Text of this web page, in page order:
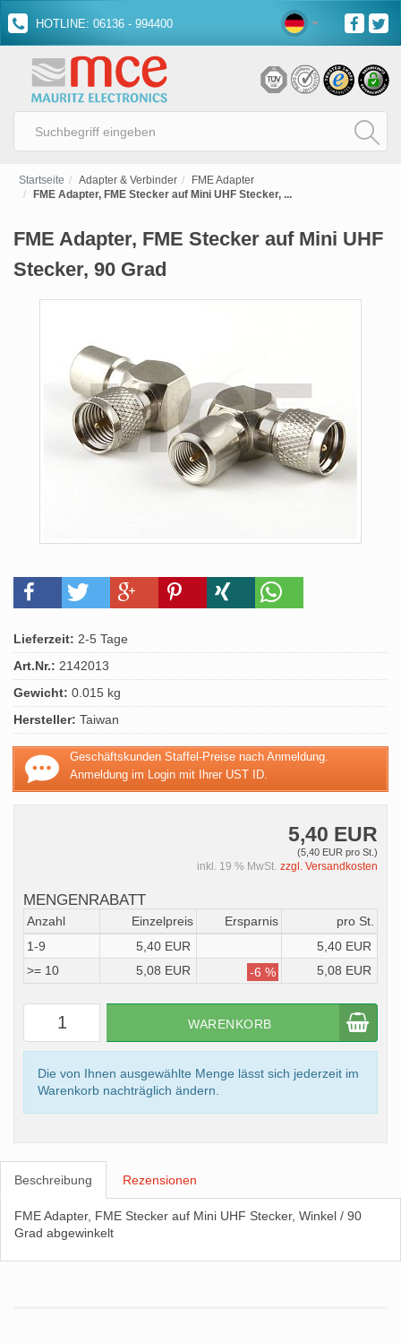
HOTLINE: 06136 - 994400
Startseite Adapter & Verbinder
FME Adapter
FME Adapter, FME Stecker auf Mini UHF Stecker, ...
FME Adapter, FME Stecker auf Mini UHF
Stecker, 90 Grad
Lieferzeit: 2-5 Tage
Art.Nr.: 2142013
Gewicht: 0.015 kg
Hersteller: Taiwan
Geschäftskunden Staffel-Preise nach Anmeldung.
Anmeldung im Login mit Ihrer UST ID.
5,40 EUR
(5,40 EUR pro St.)
inkl. 19 % MwSt. zzgl. Versandkosten
MENGENRABATT
Anzahl Einzelpreis Ersparnis
pro St.
1-9
5,40 EUR
5,40 EUR
>= 10
5,08 EUR -6 % 5,08 EUR
WARENKORB
Die von Ihnen ausgewählte Menge lässt sich jederzeit im
Warenkorb nachträglich ändern.
Beschreibung Rezensionen
FME Adapter, FME Stecker auf Mini UHF Stecker, Winkel / 90
Grad abgewinkelt